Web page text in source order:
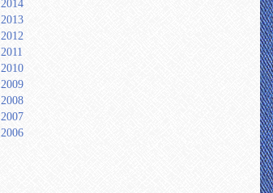
2014
2013
2012
2011
2010
2009
2008
2007
2006